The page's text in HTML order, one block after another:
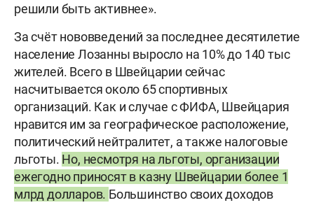
решили быть активнее».
За счёт нововведений за последнее десятилетие
население Лозанны выросло на 10% до 140 тыс
жителей. Всего в Швейцарии сейчас
насчитывается около 65 спортивных
организаций. Как и случае с ФИФА, Швейцария
нравится им за географическое расположение,
политический нейтралитет, а также налоговые
льготы. Но, несмотря на льготы, организации
ежегодно приносят в казну Швейцарии более 1
млрд долларов. Большинство своих доходов